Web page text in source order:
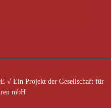
√ Ein Projekt der Gesellschaft für
mbH